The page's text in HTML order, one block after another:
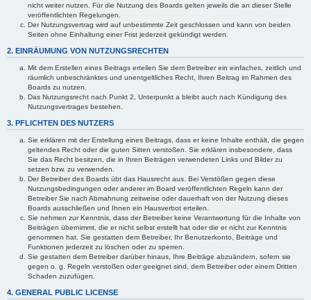
nicht weiter nutzen. Für die Nutzung des Boards gelten jeweils die an dieser Stelle
veröffentlichten Regelungen.
Der Nutzungsvertrag wird auf unbestimmte Zeit geschlossen und kann von beiden
Seiten ohne Einhaltung einer Frist jederzeit gekündigt werden.
2. EINRÄUMUNG VON NUTZUNGSRECHTEN
Mit dem Erstellen eines Beitrags erteilen Sie dem Betreiber ein einfaches, zeitlich und
räumlich unbeschränktes und unentgeltliches Recht, Ihren Beitrag im Rahmen des
Boards zu nutzen.
Das Nutzungsrecht nach Punkt 2, Unterpunkt a bleibt auch nach Kündigung des
Nutzungsvertrages bestehen.
3. PFLICHTEN DES NUTZERS
Sie erklären mit der Erstellung eines Beitrags, dass er keine Inhalte enthält, die gegen
geltendes Recht oder die guten Sitten verstoßen. Sie erklären insbesondere, dass
Sie das Recht besitzen, die in Ihren Beiträgen verwendeten Links und Bilder zu
setzen bzw. zu verwenden.
Der Betreiber des Boards übt das Hausrecht aus. Bei Verstößen gegen diese
Nutzungsbedingungen oder anderer im Board veröffentlichten Regeln kann der
Betreiber Sie nach Abmahnung zeitweise oder dauerhaft von der Nutzung dieses
Boards ausschließen und Ihnen ein Hausverbot erteilen.
Sie nehmen zur Kenntnis, dass der Betreiber keine Verantwortung für die Inhalte von
Beiträgen übernimmt, die er nicht selbst erstellt hat oder die er nicht zur Kenntnis
genommen hat. Sie gestatten dem Betreiber, Ihr Benutzerkonto, Beiträge und
Funktionen jederzeit zu löschen oder zu sperren.
Sie gestatten dem Betreiber darüber hinaus, Ihre Beiträge abzuändern, sofern sie
gegen o. g. Regeln verstoßen oder geeignet sind, dem Betreiber oder einem Dritten
Schaden zuzufügen.
4. GENERAL PUBLIC LICENSE